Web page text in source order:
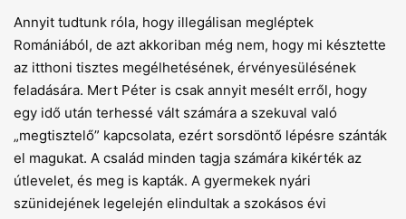
Annyit tudtunk róla, hogy illegálisan megléptek
Romániából, de azt akkoriban még nem, hogy mi késztette
az itthoni tisztes megélhetésének, érvényesülésének
feladására. Mert Péter is csak annyit mesélt erről, hogy
egy idő után terhessé vált számára a szekuval való
„megtisztelő” kapcsolata, ezért sorsdöntő lépésre szánták
el magukat. A család minden tagja számára kikérték az
útlevelet, és meg is kapták. A gyermekek nyári
szünidejének legelején elindultak a szokásos évi